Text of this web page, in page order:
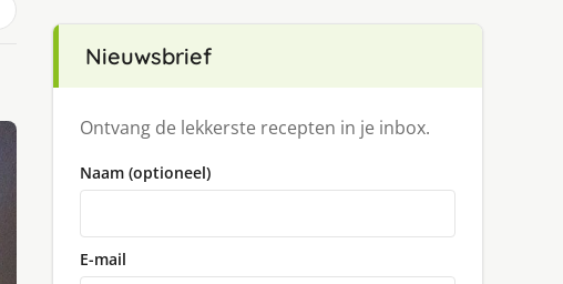
Nieuwsbrief
Ontvang de lekkerste recepten in je inbox.
Naam (optioneel)
E-mail